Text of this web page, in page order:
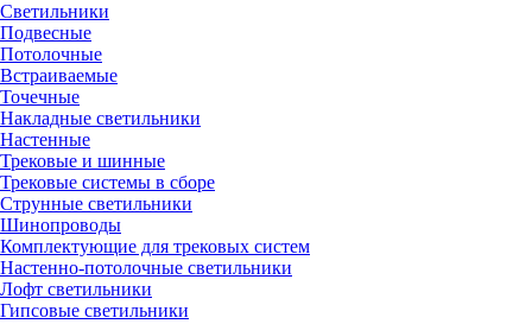
Светильники
Подвесные
Потолочные
Встраиваемые
Точечные
Накладные светильники
Настенные
Трековые и шинные
Трековые системы в сборе
Струнные светильники
Шинопроводы
Комплектующие для трековых систем
Настенно-потолочные светильники
Лофт светильники
Гипсовые светильники